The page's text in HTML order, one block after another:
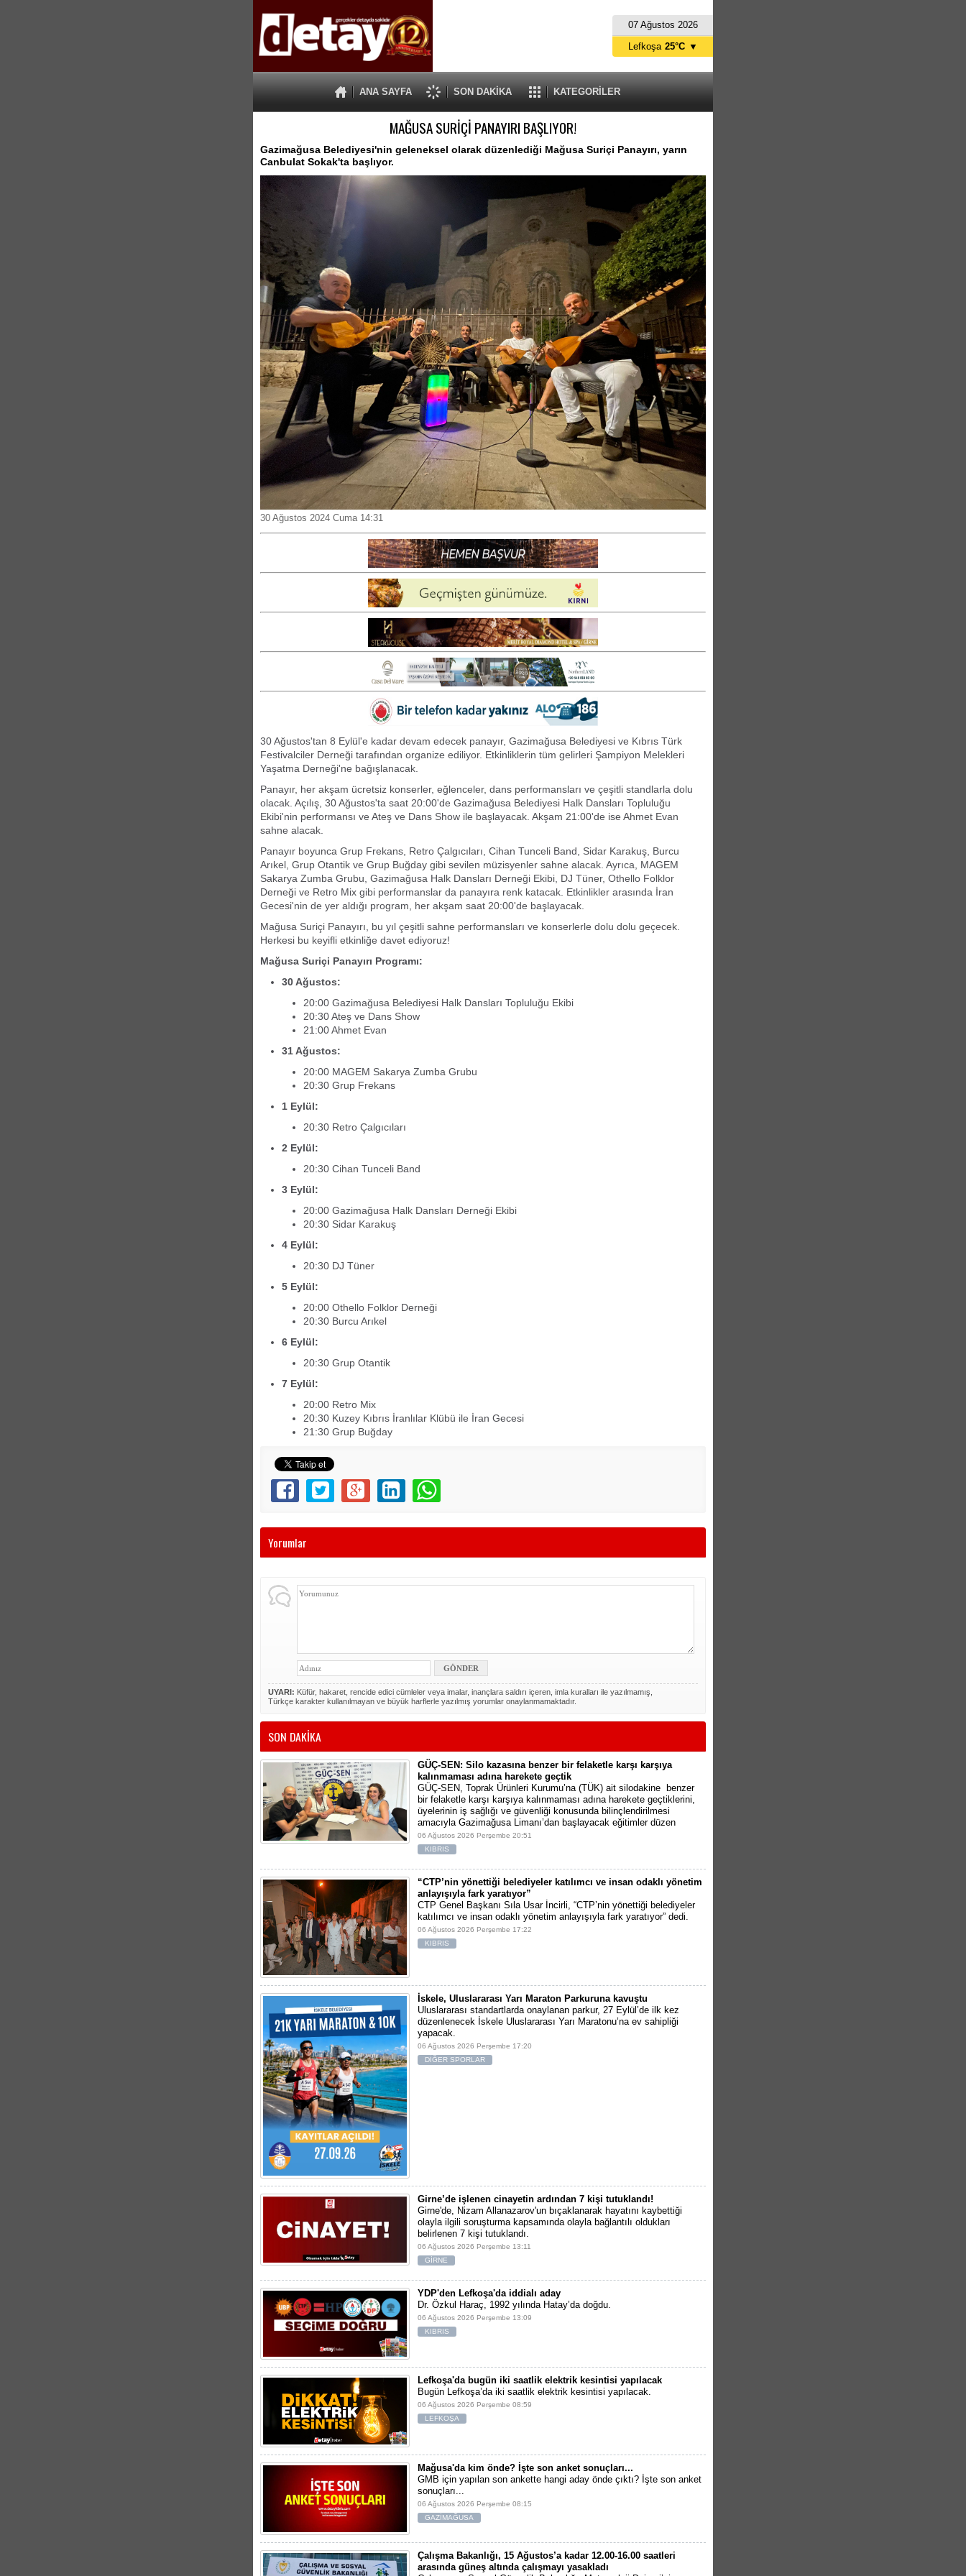
07 Ağustos 2026
ANA SAYFA SON DAKİKA KATEGORİLER
Lefkoşa 25°C ▼
İstanbul 24°C
MAĞUSA SURİÇİ PANAYIRI BAŞLIYOR!
Gazimağusa Belediyesi'nin geleneksel olarak düzenlediği Mağusa Suriçi Panayırı, yarın
Canbulat Sokak'ta başlıyor.
30 Ağustos 2024 Cuma 14:31
30 Ağustos'tan 8 Eylül'e kadar devam edecek panayır, Gazimağusa Belediyesi ve Kıbrıs Türk
Festivalciler Derneği tarafından organize ediliyor. Etkinliklerin tüm gelirleri Şampiyon Melekleri
Yaşatma Derneği'ne bağışlanacak.
Panayır, her akşam ücretsiz konserler, eğlenceler, dans performansları ve çeşitli standlarla dolu
olacak. Açılış, 30 Ağustos'ta saat 20:00'de Gazimağusa Belediyesi Halk Dansları Topluluğu
Ekibi'nin performansı ve Ateş ve Dans Show ile başlayacak. Akşam 21:00'de ise Ahmet Evan
sahne alacak.
Panayır boyunca Grup Frekans, Retro Çalgıcıları, Cihan Tunceli Band, Sidar Karakuş, Burcu
Arıkel, Grup Otantik ve Grup Buğday gibi sevilen müzisyenler sahne alacak. Ayrıca, MAGEM
Sakarya Zumba Grubu, Gazimağusa Halk Dansları Derneği Ekibi, DJ Tüner, Othello Folklor
Derneği ve Retro Mix gibi performanslar da panayıra renk katacak. Etkinlikler arasında İran
Gecesi'nin de yer aldığı program, her akşam saat 20:00'de başlayacak.
Mağusa Suriçi Panayırı, bu yıl çeşitli sahne performansları ve konserlerle dolu dolu geçecek.
Herkesi bu keyifli etkinliğe davet ediyoruz!
Mağusa Suriçi Panayırı Programı:
30 Ağustos:
20:00 Gazimağusa Belediyesi Halk Dansları Topluluğu Ekibi
20:30 Ateş ve Dans Show
21:00 Ahmet Evan
31 Ağustos:
20:00 MAGEM Sakarya Zumba Grubu
20:30 Grup Frekans
1 Eylül:
20:30 Retro Çalgıcıları
2 Eylül:
20:30 Cihan Tunceli Band
3 Eylül:
20:00 Gazimağusa Halk Dansları Derneği Ekibi
20:30 Sidar Karakuş
4 Eylül:
20:30 DJ Tüner
5 Eylül:
20:00 Othello Folklor Derneği
20:30 Burcu Arıkel
6 Eylül:
20:30 Grup Otantik
7 Eylül:
20:00 Retro Mix
20:30 Kuzey Kıbrıs İranlılar Klübü ile İran Gecesi
21:30 Grup Buğday
Yorumlar
UYARI: Küfür, hakaret, rencide edici cümleler veya imalar, inançlara saldırı içeren, imla kuralları ile yazılmamış,
Türkçe karakter kullanılmayan ve büyük harflerle yazılmış yorumlar onaylanmamaktadır.
SON DAKİKA
GÜÇ-SEN: Silo kazasına benzer bir felaketle karşı karşıya
kalınmaması adına harekete geçtik
GÜÇ-SEN, Toprak Ürünleri Kurumu’na (TÜK) ait silodakine benzer
bir felaketle karşı karşıya kalınmaması adına harekete geçtiklerini,
üyelerinin iş sağlığı ve güvenliği konusunda bilinçlendirilmesi
amacıyla Gazimağusa Limanı’dan başlayacak eğitimler düzen
06 Ağustos 2026 Perşembe 20:51
KIBRIS
“CTP’nin yönettiği belediyeler katılımcı ve insan odaklı yönetim
anlayışıyla fark yaratıyor”
CTP Genel Başkanı Sıla Usar İncirli, “CTP’nin yönettiği belediyeler
katılımcı ve insan odaklı yönetim anlayışıyla fark yaratıyor” dedi.
06 Ağustos 2026 Perşembe 17:22
KIBRIS
İskele, Uluslararası Yarı Maraton Parkuruna kavuştu
Uluslararası standartlarda onaylanan parkur, 27 Eylül’de ilk kez
düzenlenecek İskele Uluslararası Yarı Maratonu’na ev sahipliği
yapacak.
06 Ağustos 2026 Perşembe 17:20
DİĞER SPORLAR
Girne’de işlenen cinayetin ardından 7 kişi tutuklandı!
Girne'de, Nizam Allanazarov'un bıçaklanarak hayatını kaybettiği
olayla ilgili soruşturma kapsamında olayla bağlantılı oldukları
belirlenen 7 kişi tutuklandı.
06 Ağustos 2026 Perşembe 13:11
GİRNE
YDP'den Lefkoşa'da iddialı aday
Dr. Özkul Haraç, 1992 yılında Hatay’da doğdu.
06 Ağustos 2026 Perşembe 13:09
KIBRIS
Lefkoşa'da bugün iki saatlik elektrik kesintisi yapılacak
Bugün Lefkoşa’da iki saatlik elektrik kesintisi yapılacak.
06 Ağustos 2026 Perşembe 08:59
LEFKOŞA
Mağusa'da kim önde? İşte son anket sonuçları...
GMB için yapılan son ankette hangi aday önde çıktı? İşte son anket
sonuçları...
06 Ağustos 2026 Perşembe 08:15
GAZİMAĞUSA
Çalışma Bakanlığı, 15 Ağustos’a kadar 12.00-16.00 saatleri
arasında güneş altında çalışmayı yasakladı